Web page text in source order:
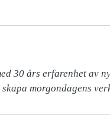
30 års erfarenhet av
morgondagens